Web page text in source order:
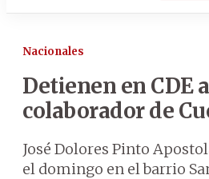
Nacionales
Detienen en CDE
colaborador de
José Dolores Pinto
el domingo en el barrio